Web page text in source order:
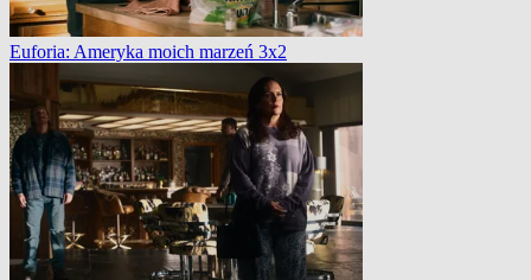
Euforia: Ameryka moich marzeń 3x2